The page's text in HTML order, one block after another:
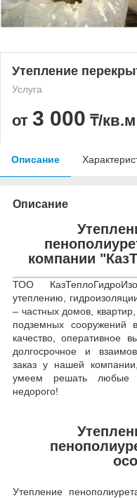
Утепление
Услуга
от 3 000 ₸/кв.м
Описание
Описание
компании
ТОО
утеплению,
– частных домов,
подземных
качество, оперативное
долгосрочное и
заказ у нашей
умеем решать любые
недорого!
Утепление